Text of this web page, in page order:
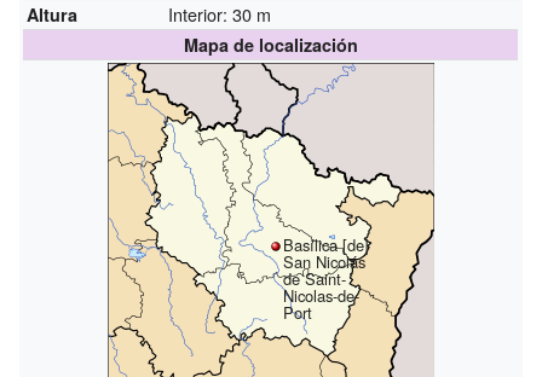
Altura Interior: 30 m
Mapa de localización
Basílica [de]
San Nicolás
de Saint-
Nicolas-de-
Port